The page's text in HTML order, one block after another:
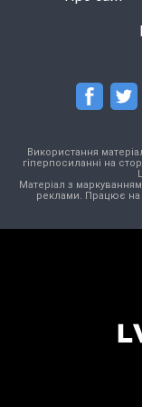
Використання
гіперпосиланні на
Матеріал з
реклами. Працює на